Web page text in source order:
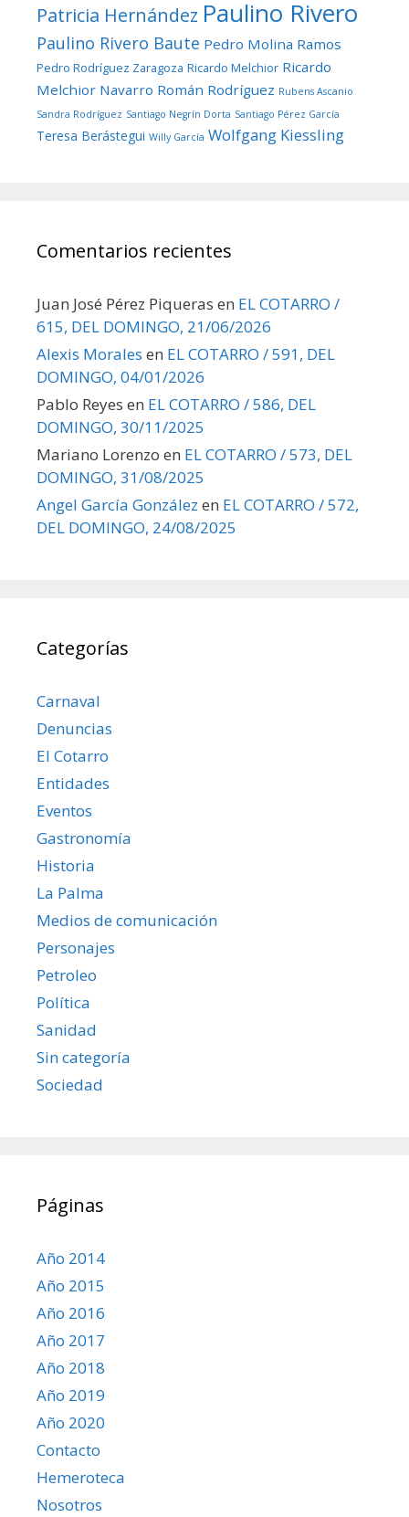
Patricia Hernández Paulino Rivero
Paulino Rivero Baute Pedro Molina Ramos
Pedro Rodríguez Zaragoza Ricardo Melchior Ricardo
Melchior Navarro Román Rodríguez Rubens Ascanio
Sandra Rodríguez Santiago Negrín Dorta Santiago Pérez García
Teresa Berástegui Willy García Wolfgang Kiessling
Comentarios recientes
Juan José Pérez Piqueras en EL COTARRO /
615, DEL DOMINGO, 21/06/2026
Alexis Morales en EL COTARRO / 591, DEL
DOMINGO, 04/01/2026
Pablo Reyes en EL COTARRO / 586, DEL
DOMINGO, 30/11/2025
Mariano Lorenzo en EL COTARRO / 573, DEL
DOMINGO, 31/08/2025
Angel García González en EL COTARRO / 572,
DEL DOMINGO, 24/08/2025
Categorías
Carnaval
Denuncias
El Cotarro
Entidades
Eventos
Gastronomía
Historia
La Palma
Medios de comunicación
Personajes
Petroleo
Política
Sanidad
Sin categoría
Sociedad
Páginas
Año 2014
Año 2015
Año 2016
Año 2017
Año 2018
Año 2019
Año 2020
Contacto
Hemeroteca
Nosotros